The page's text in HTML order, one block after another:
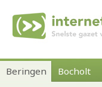
Beringen Bocholt